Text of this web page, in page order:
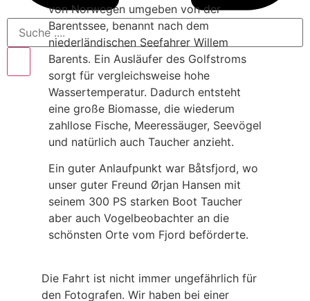
von Norwegen umgeben von der
Barentssee, benannt nach dem
niederländischen Seefahrer Willem
Barents. Ein Ausläufer des Golfstroms
sorgt für vergleichsweise hohe
Wassertemperatur. Dadurch entsteht
eine große Biomasse, die wiederum
zahllose Fische, Meeressäuger, Seevögel
und natürlich auch Taucher anzieht.
Ein guter Anlaufpunkt war Båtsfjord, wo
unser guter Freund Ørjan Hansen mit
seinem 300 PS starken Boot Taucher
aber auch Vogelbeobachter an die
schönsten Orte vom Fjord beförderte.
Die Fahrt ist nicht immer ungefährlich für
den Fotografen. Wir haben bei einer